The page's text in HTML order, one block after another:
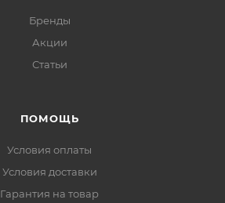
Бренды
Акции
Статьи
ПОМОЩЬ
Условия оплаты
Условия доставки
Гарантия на товар